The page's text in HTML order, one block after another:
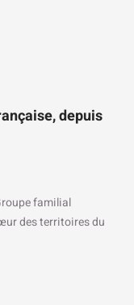
depuis
familial
des territoires du